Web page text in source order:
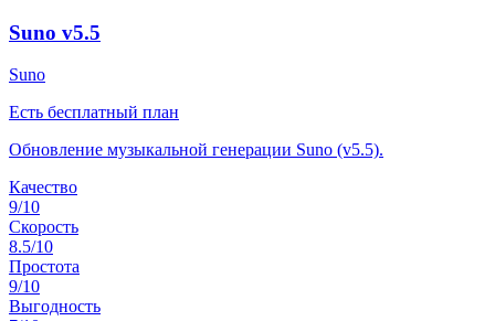
Suno v5.5
Suno
Есть бесплатный план
Обновление музыкальной генерации Suno (v5.5).
Качество
9/10
Скорость
8.5/10
Простота
9/10
Выгодность